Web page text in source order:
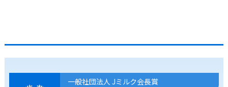
一般社団法人 Jミルク会長賞